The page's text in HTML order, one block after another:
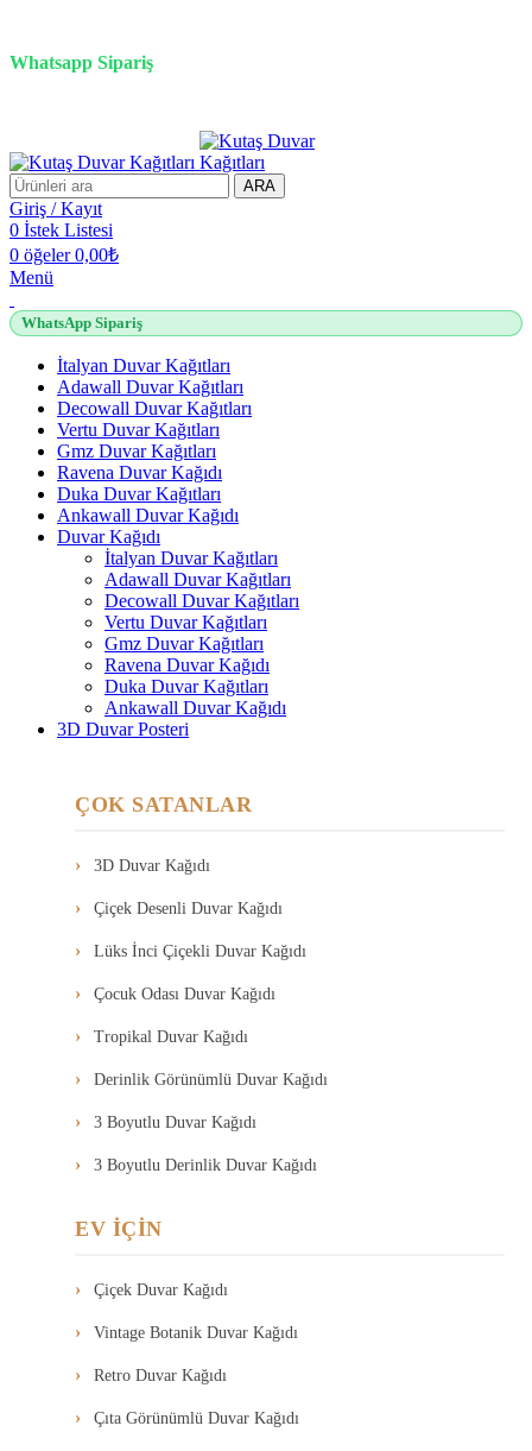
Whatsapp Sipariş
ARA
Giriş / Kayıt
0 İstek Listesi
0 öğeler 0,00₺
Menü
WhatsApp Sipariş
İtalyan Duvar Kağıtları
Adawall Duvar Kağıtları
Decowall Duvar Kağıtları
Vertu Duvar Kağıtları
Gmz Duvar Kağıtları
Ravena Duvar Kağıdı
Duka Duvar Kağıtları
Ankawall Duvar Kağıdı
Duvar Kağıdı
İtalyan Duvar Kağıtları
Adawall Duvar Kağıtları
Decowall Duvar Kağıtları
Vertu Duvar Kağıtları
Gmz Duvar Kağıtları
Ravena Duvar Kağıdı
Duka Duvar Kağıtları
Ankawall Duvar Kağıdı
3D Duvar Posteri
ÇOK SATANLAR
3D Duvar Kağıdı
Çiçek Desenli Duvar Kağıdı
Lüks İnci Çiçekli Duvar Kağıdı
Çocuk Odası Duvar Kağıdı
Tropikal Duvar Kağıdı
Derinlik Görünümlü Duvar Kağıdı
3 Boyutlu Duvar Kağıdı
3 Boyutlu Derinlik Duvar Kağıdı
EV İÇİN
Çiçek Duvar Kağıdı
Vintage Botanik Duvar Kağıdı
Retro Duvar Kağıdı
Çıta Görünümlü Duvar Kağıdı